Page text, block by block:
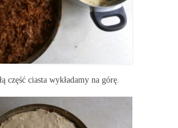
część ciasta wykładamy na górę.